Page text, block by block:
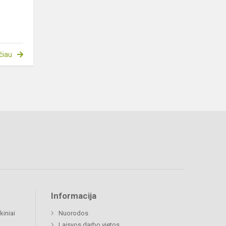
Informacija
Nuorodos